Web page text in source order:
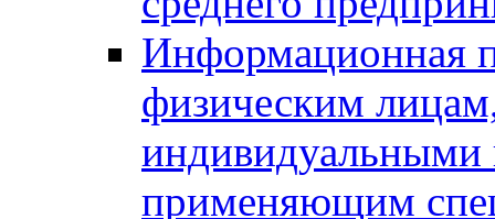
Информационная
физическим
индивидуальными
применяющим